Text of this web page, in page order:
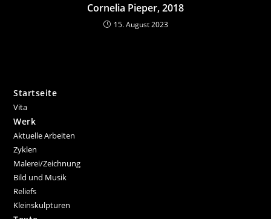
Cornelia Pieper, 2018
15. August 2023
Startseite
Vita
Werk
Aktuelle Arbeiten
Zyklen
Malerei/Zeichnung
Bild und Musik
Reliefs
Kleinskulpturen